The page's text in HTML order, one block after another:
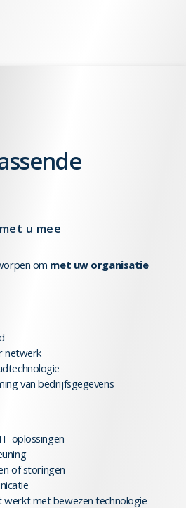
u mee
om met uw organisatie
netwerk
van bedrijfsgegevens
oplossingen
of storingen
werkt met bewezen technologie